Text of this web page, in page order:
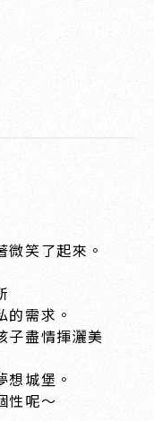
笑了起來。
需求。
子盡情揮灑美
城堡。
性呢～